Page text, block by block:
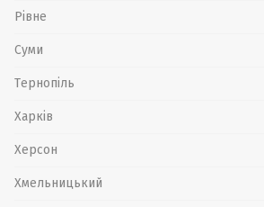
Рівне
Суми
Тернопіль
Харків
Херсон
Хмельницький